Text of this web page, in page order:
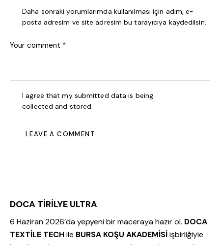
Daha sonraki yorumlarımda kullanılması için adım, e-
posta adresim ve site adresim bu tarayıcıya kaydedilsin.
I agree that my submitted data is being
collected and stored.
DOCA TİRİLYE ULTRA
6 Haziran 2026’da yepyeni bir maceraya hazır ol. DOCA
TEXTİLE TECHile BURSA KOŞU AKADEMİSİişbirliğiyle